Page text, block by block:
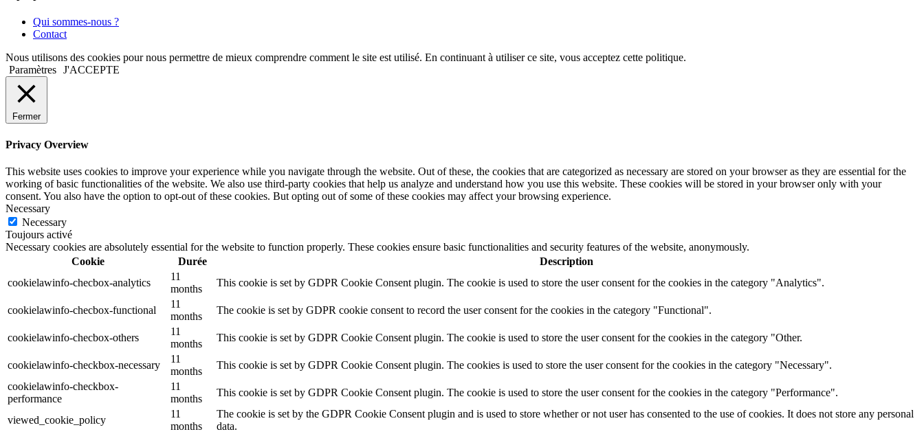
Qui sommes-nous ?
Contact
Nous utilisons des cookies pour nous permettre de mieux comprendre comment le site est utilisé. En continuant à utiliser ce site, vous acceptez cette politique.
Paramètres J'ACCEPTE
Fermer
Privacy Overview
This website uses cookies to improve your experience while you navigate through the website. Out of these, the cookies that are categorized as necessary are stored on your browser as they are essential for the
working of basic functionalities of the website. We also use third-party cookies that help us analyze and understand how you use this website. These cookies will be stored in your browser only with your
consent. You also have the option to opt-out of these cookies. But opting out of some of these cookies may affect your browsing experience.
Necessary
Necessary
Toujours activé
Necessary cookies are absolutely essential for the website to function properly. These cookies ensure basic functionalities and security features of the website, anonymously.
Cookie
Durée
Description
cookielawinfo-checbox-analytics
11
months
This cookie is set by GDPR Cookie Consent plugin. The cookie is used to store the user consent for the cookies in the category "Analytics".
cookielawinfo-checbox-functional
11
months
The cookie is set by GDPR cookie consent to record the user consent for the cookies in the category "Functional".
cookielawinfo-checbox-others
11
months
This cookie is set by GDPR Cookie Consent plugin. The cookie is used to store the user consent for the cookies in the category "Other.
cookielawinfo-checkbox-necessary
11
months
This cookie is set by GDPR Cookie Consent plugin. The cookies is used to store the user consent for the cookies in the category "Necessary".
cookielawinfo-checkbox-
performance
11
months
This cookie is set by GDPR Cookie Consent plugin. The cookie is used to store the user consent for the cookies in the category "Performance".
viewed_cookie_policy
11
months
The cookie is set by the GDPR Cookie Consent plugin and is used to store whether or not user has consented to the use of cookies. It does not store any personal
data.